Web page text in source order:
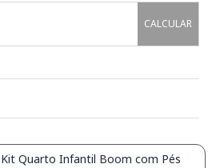
CALCULAR
Kit Quarto Infantil Boom com Pés